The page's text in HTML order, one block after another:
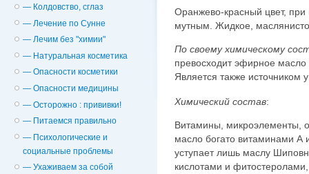
— Колдовство, сглаз
— Лечение по Сунне
— Лечим без "химии"
— Натуральная косметика
— Опасности косметики
— Опасности медицины
— Осторожно : прививки!
— Питаемся правильно
— Психологические и
cоциальные проблемы
— Ухаживаем за собой
Оранжево-красный цвет,
мутным. Жидкое,
По своему химическому
превосходит эфирное
Является также источником
Химический состав:
Витамины, микроэлементы,
масло богато витаминами
уступает лишь маслу
кислотами и